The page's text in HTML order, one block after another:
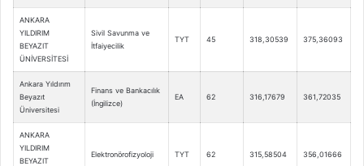
ANKARA
YILDIRIM
BEYAZIT
ÜNİVERSİTESİ
Sivil Savunma ve
İtfaiyecilik
TYT 45 318,30539 375,36093
Ankara Yıldırım
Beyazıt
Üniversitesi
Finans ve Bankacılık
(İngilizce)
EA 62 316,17679 361,72035
ANKARA
YILDIRIM
BEYAZIT
Elektronörofizyoloji TYT 62 315,58504 356,01666